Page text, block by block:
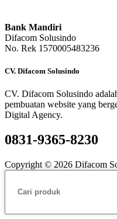
Bank Mandiri
Difacom Solusindo
No. Rek 1570005483236
CV. Difacom Solusindo
CV. Difacom Solusindo
pembuatan website yang
Digital Agency.
0831-9365-8230
Copyright © 2026 Difacom